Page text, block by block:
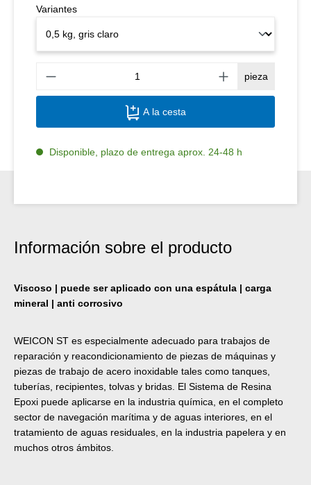
Variantes
pieza
A la cesta
Disponible, plazo de entrega aprox. 24-48 h
Información sobre el producto
Viscoso | puede ser aplicado con una espátula | carga
mineral | anti corrosivo
WEICON ST es especialmente adecuado para trabajos de
reparación y reacondicionamiento de piezas de máquinas y
piezas de trabajo de acero inoxidable tales como tanques,
tuberías, recipientes, tolvas y bridas. El Sistema de Resina
Epoxi puede aplicarse en la industria química, en el completo
sector de navegación marítima y de aguas interiores, en el
tratamiento de aguas residuales, en la industria papelera y en
muchos otros ámbitos.